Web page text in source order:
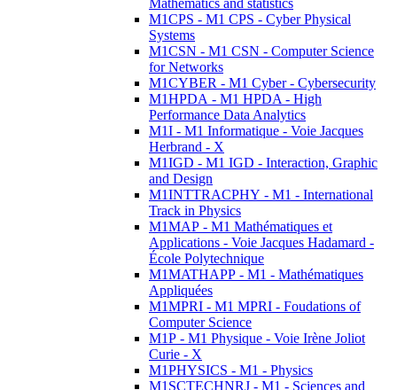
Mathematics and statistics
M1CPS - M1 CPS - Cyber Physical
Systems
M1CSN - M1 CSN - Computer Science
for Networks
M1CYBER - M1 Cyber - Cybersecurity
M1HPDA - M1 HPDA - High
Performance Data Analytics
M1I - M1 Informatique - Voie Jacques
Herbrand - X
M1IGD - M1 IGD - Interaction, Graphic
and Design
M1INTTRACPHY - M1 - International
Track in Physics
M1MAP - M1 Mathématiques et
Applications - Voie Jacques Hadamard -
École Polytechnique
M1MATHAPP - M1 - Mathématiques
Appliquées
M1MPRI - M1 MPRI - Foudations of
Computer Science
M1P - M1 Physique - Voie Irène Joliot
Curie - X
M1PHYSICS - M1 - Physics
M1SCTECHNRJ - M1 - Sciences and